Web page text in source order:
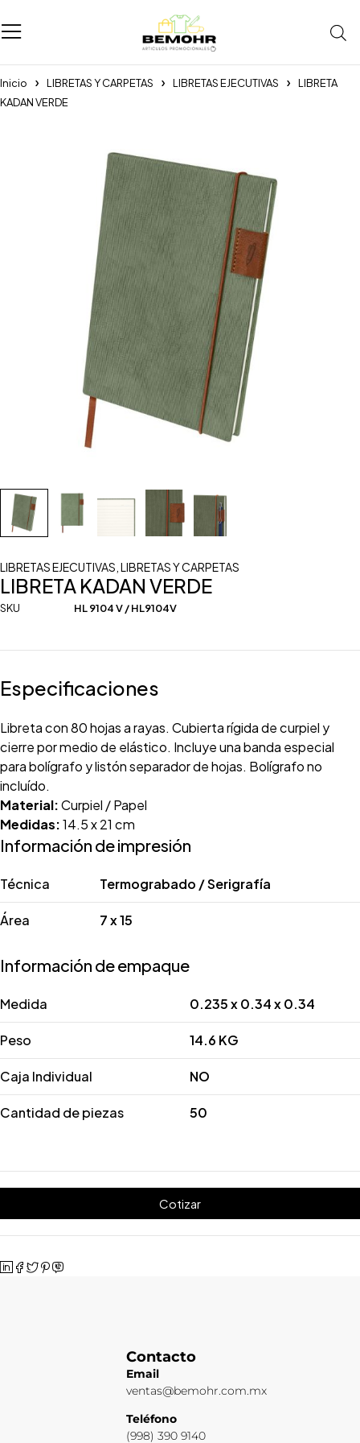
Inicio LIBRETAS Y CARPETAS LIBRETAS EJECUTIVAS
LIBRETA
KADAN VERDE
LIBRETAS EJECUTIVAS LIBRETAS Y CARPETAS
LIBRETA KADAN VERDE
SKU HL 9104 V / HL9104V
Especificaciones
Libreta con 80 hojas a rayas. Cubierta rígida de curpiel y
cierre por medio de elástico. Incluye una banda especial
para bolígrafo y listón separador de hojas. Bolígrafo no
incluído.
Material:Curpiel / Papel
Medidas:14.5 x 21 cm
Información de impresión
Técnica Termograbado / Serigrafía
Área 7 x 15
Información de empaque
Medida 0.235 x 0.34 x 0.34
Peso 14.6 KG
Caja Individual NO
Cantidad de piezas 50
Cotizar
Contacto
Email
ventas@bemohr.com.mx
Teléfono
(998) 390 9140